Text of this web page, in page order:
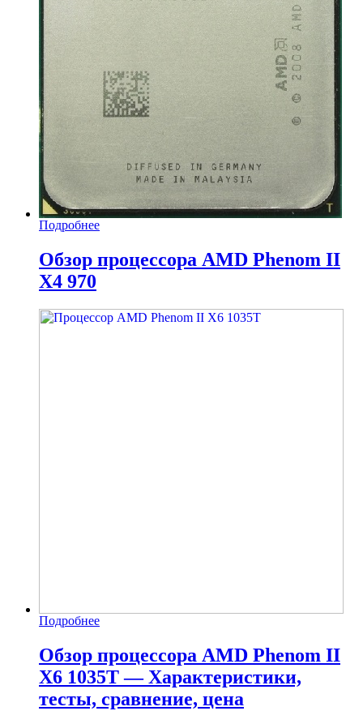
Подробнее
Обзор процессора AMD Phenom II
X4 970
Подробнее
Обзор процессора AMD Phenom II
X6 1035T — Характеристики,
тесты, сравнение, цена